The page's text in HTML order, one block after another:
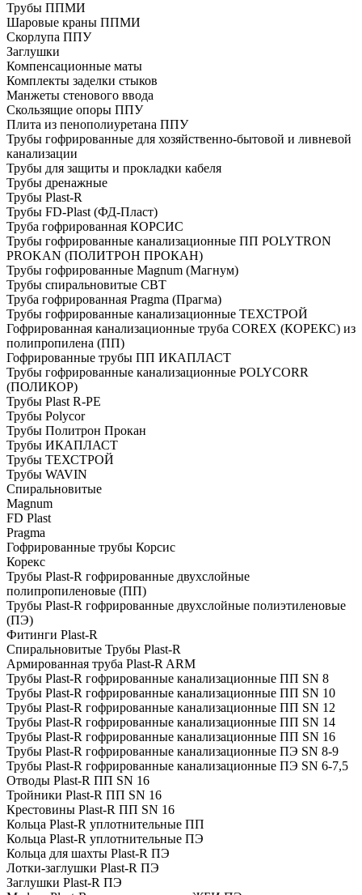
Трубы ППМИ
Шаровые краны ППМИ
Скорлупа ППУ
Заглушки
Компенсационные маты
Комплекты заделки стыков
Манжеты стенового ввода
Скользящие опоры ППУ
Плита из пенополиуретана ППУ
Трубы гофрированные для хозяйственно-бытовой и ливневой
канализации
Трубы для защиты и прокладки кабеля
Трубы дренажные
Трубы Plast-R
Трубы FD-Plast (ФД-Пласт)
Труба гофрированная КОРСИС
Трубы гофрированные канализационные ПП POLYTRON
PROKAN (ПОЛИТРОН ПРОКАН)
Трубы гофрированные Magnum (Магнум)
Трубы спиральновитые СВТ
Труба гофрированная Pragma (Прагма)
Трубы гофрированные канализационные ТЕХСТРОЙ
Гофрированная канализационные труба COREX (КОРЕКС) из
полипропилена (ПП)
Гофрированные трубы ПП ИКАПЛАСТ
Трубы гофрированные канализационные POLYCORR
(ПОЛИКОР)
Трубы Plast R-PE
Трубы Polycor
Трубы Политрон Прокан
Трубы ИКАПЛАСТ
Трубы ТЕХСТРОЙ
Трубы WAVIN
Спиральновитые
Magnum
FD Plast
Pragma
Гофрированные трубы Корсис
Корекс
Трубы Plast-R гофрированные двухслойные
полипропиленовые (ПП)
Трубы Plast-R гофрированные двухслойные полиэтиленовые
(ПЭ)
Фитинги Plast-R
Спиральновитые Трубы Plast-R
Армированная труба Plast-R ARM
Трубы Plast-R гофрированные канализационные ПП SN 8
Трубы Plast-R гофрированные канализационные ПП SN 10
Трубы Plast-R гофрированные канализационные ПП SN 12
Трубы Plast-R гофрированные канализационные ПП SN 14
Трубы Plast-R гофрированные канализационные ПП SN 16
Трубы Plast-R гофрированные канализационные ПЭ SN 8-9
Трубы Plast-R гофрированные канализационные ПЭ SN 6-7,5
Отводы Plast-R ПП SN 16
Тройники Plast-R ПП SN 16
Крестовины Plast-R ПП SN 16
Кольца Plast-R уплотнительные ПП
Кольца Plast-R уплотнительные ПЭ
Кольца для шахты Plast-R ПЭ
Лотки-заглушки Plast-R ПЭ
Заглушки Plast-R ПЭ